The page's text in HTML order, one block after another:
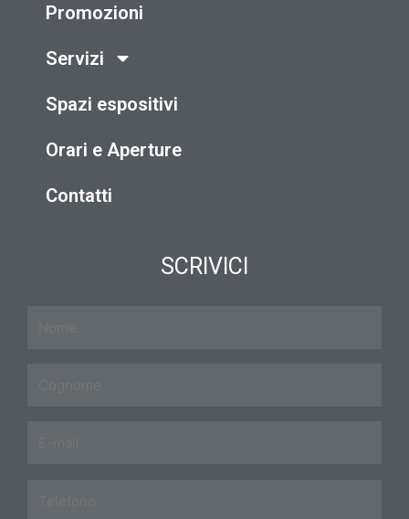
Promozioni
Servizi
Spazi espositivi
Orari e Aperture
Contatti
SCRIVICI